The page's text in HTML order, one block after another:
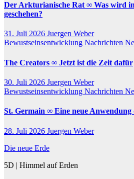
Der Arkturianische Rat ∞ Was wird
geschehen?
31. Juli 2026 Juergen Weber
Bewustseinsentwicklung Nachrichten
The Creators ∞ Jetzt ist die Zeit dafür
30. Juli 2026 Juergen Weber
Bewustseinsentwicklung Nachrichten
St. Germain ∞ Eine neue
28. Juli 2026 Juergen Weber
Die neue Erde
5D | Himmel auf Erden